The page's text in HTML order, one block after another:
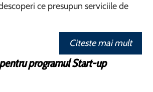
ce presupun serviciile de
Citeste mai mult
programul Start-up